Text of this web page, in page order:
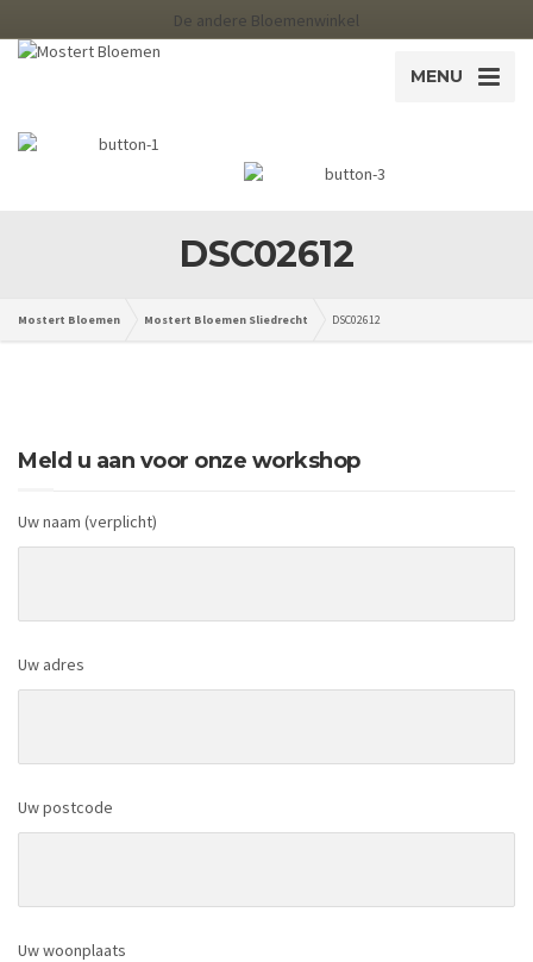
De andere Bloemenwinkel
MENU
DSC02612
Mostert Bloemen Mostert Bloemen Sliedrecht DSC02612
Meld u aan voor onze workshop
Uw naam (verplicht)
Uw adres
Uw postcode
Uw woonplaats